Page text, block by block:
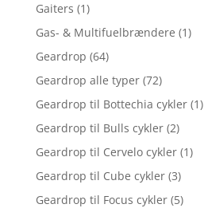
Gaiters (1)
Gas- & Multifuelbrændere (1)
Geardrop (64)
Geardrop alle typer (72)
Geardrop til Bottechia cykler (1)
Geardrop til Bulls cykler (2)
Geardrop til Cervelo cykler (1)
Geardrop til Cube cykler (3)
Geardrop til Focus cykler (5)